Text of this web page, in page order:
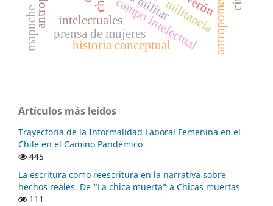
intelectualescampo intelectual
prensa de mujeres antropometría
mapuche historia conceptual
militancia
Artículos más leídos
Trayectoria de la Informalidad Laboral Femenina en el
Chile en el Camino Pandémico
445
La escritura como reescritura en la narrativa sobre
hechos reales. De “La chica muerta” a Chicas muertas
111